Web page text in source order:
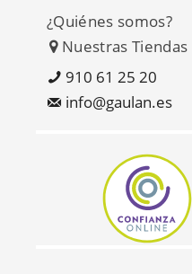
¿Quiénes somos?
Nuestras Tiendas
910 61 25 20
info@gaulan.es